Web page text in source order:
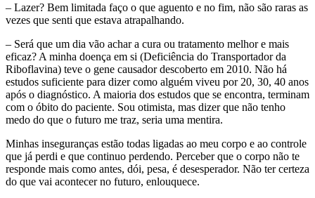
– Lazer? Bem limitada faço o que aguento e no fim, não são raras as
vezes que senti que estava atrapalhando.
– Será que um dia vão achar a cura ou tratamento melhor e mais
eficaz? A minha doença em si (Deficiência do Transportador da
Riboflavina) teve o gene causador descoberto em 2010. Não há
estudos suficiente para dizer como alguém viveu por 20, 30, 40 anos
após o diagnóstico. A maioria dos estudos que se encontra, terminam
com o óbito do paciente. Sou otimista, mas dizer que não tenho
medo do que o futuro me traz, seria uma mentira.
Minhas inseguranças estão todas ligadas ao meu corpo e ao controle
que já perdi e que continuo perdendo. Perceber que o corpo não te
responde mais como antes, dói, pesa, é desesperador. Não ter certeza
do que vai acontecer no futuro, enlouquece.